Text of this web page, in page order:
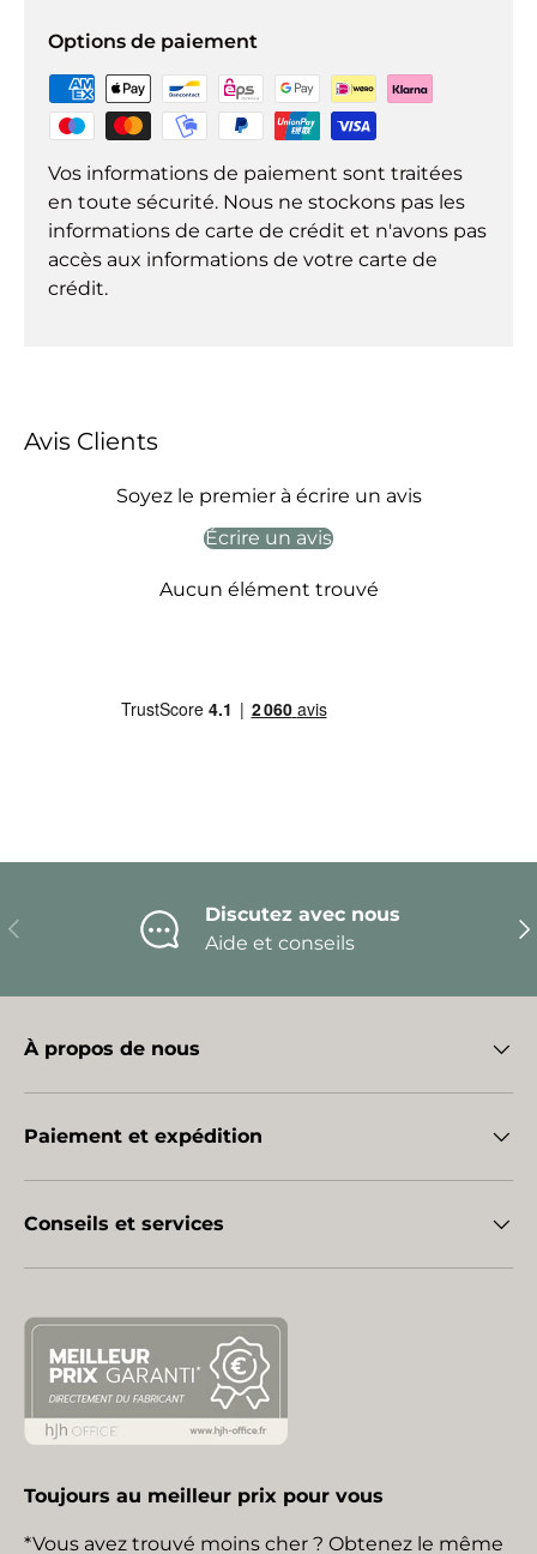
Options de paiement
Vos informations de paiement sont traitées
en toute sécurité. Nous ne stockons pas les
informations de carte de crédit et n'avons pas
accès aux informations de votre carte de
crédit.
Avis Clients
Soyez le premier à écrire un avis
Écrire un avis
Aucun élément trouvé
Précédent
Discutez avec nous
Aide et conseils
À propos de nous
Paiement et expédition
Conseils et services
Toujours au meilleur prix pour vous
*Vous avez trouvé moins cher ? Obtenez le même